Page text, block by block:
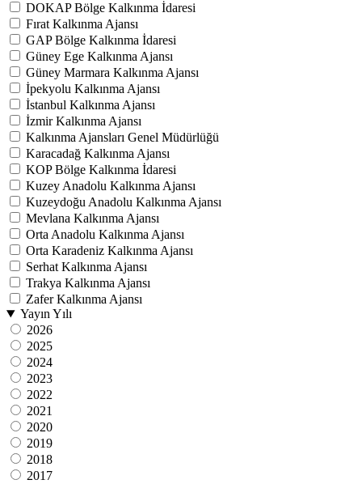
DOKAP Bölge Kalkınma İdaresi
Fırat Kalkınma Ajansı
GAP Bölge Kalkınma İdaresi
Güney Ege Kalkınma Ajansı
Güney Marmara Kalkınma Ajansı
İpekyolu Kalkınma Ajansı
İstanbul Kalkınma Ajansı
İzmir Kalkınma Ajansı
Kalkınma Ajansları Genel Müdürlüğü
Karacadağ Kalkınma Ajansı
KOP Bölge Kalkınma İdaresi
Kuzey Anadolu Kalkınma Ajansı
Kuzeydoğu Anadolu Kalkınma Ajansı
Mevlana Kalkınma Ajansı
Orta Anadolu Kalkınma Ajansı
Orta Karadeniz Kalkınma Ajansı
Serhat Kalkınma Ajansı
Trakya Kalkınma Ajansı
Zafer Kalkınma Ajansı
Yayın Yılı
2026
2025
2024
2023
2022
2021
2020
2019
2018
2017